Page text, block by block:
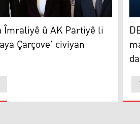
û AK Partiyê li ser 'Yasaya
Îmraliyê û AK Partiyê li
Çarçove' civiyan